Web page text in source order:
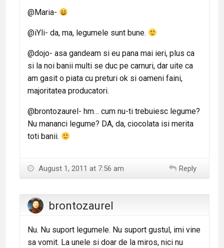
@Maria-
@iYli- da, ma, legumele sunt bune.
@dojo- asa gandeam si eu pana mai ieri, plus ca
si la noi banii multi se duc pe carnuri, dar uite ca
am gasit o piata cu preturi ok si oameni faini,
majoritatea producatori.
@brontozaurel- hm… cum nu-ti trebuiesc legume?
Nu mananci legume? DA, da, ciocolata isi merita
toti banii.
August 1, 2011 at 7:56 am Reply
brontozaurel
Nu. Nu suport legumele. Nu suport gustul, imi vine
sa vomit. La unele si doar de la miros, nici nu